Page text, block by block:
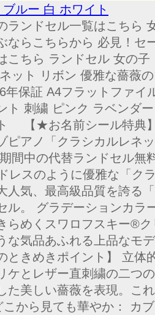
ブルー 白 ホワイト
ランドセル一覧はこちら
ならこちらから 必見！セ
こちら ランドセル 女の
ット リボン 優雅な薔薇
年保証 A4フラットファ
ト 刺繍 ピンク ラベンダ
【★お名前シール特典
ピアノ「クラシカルレネ
間中の代替ランドセル
レスのように優雅な「ク
人気、最高級品質を誇る
ル。 グラデーションカラ
らめくスワロフスキー®
な気品あふれる上品なモ
ときめきポイント】 立体
ケとレザー直刺繍の二つ
た美しい薔薇を表現。こ
こから見ても華やか： カ